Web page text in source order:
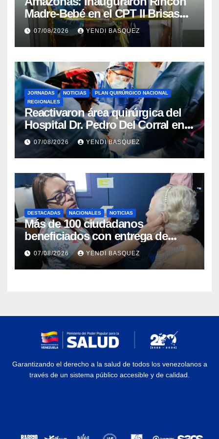
Madre-Bebé en el CPT II Brisas
del Aeropuerto ​Inauguraron
Rincón
07/08/2026 YENDI BASQUEZ
JORNADAS NOTICIAS
PLAN QUIRÚRGICO NACIONAL
REGIONALES
Reactivaron área quirúrgica del
Hospital Dr. Pedro Del Corral en
Guárico
07/08/2026 YENDI BASQUEZ
DESTACADAS NACIONALES NOTICIAS
Más de 100 ciudadanos
beneficiados con entrega de
prótesis auditivas en el Centro de
Rehabilitación J.J. Arvelo
07/08/2026 YENDI BASQUEZ
Garantizando el derecho a la salud de todos los venezolanos a
través de un sistema público accesible y de calidad.